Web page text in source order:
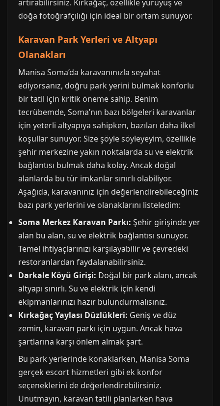
artırabilirsiniz. Kırkağaç, özellikle yürüyüş ve
doğa fotoğrafçılığı için ideal bir ortam sunuyor.
Karavan Park Yerleri ve Altyapı
Olanakları
Manisa Soma’da karavanınızla seyahat
ediyorsanız, doğru park yerini bulmak konforlu
bir tatil için kritik öneme sahip. Benim
tecrübemde, Soma’nın bazı bölgeleri karavanlar
için yeterli altyapıya sahipken, bazıları daha ilkel
koşullar sunuyor. Size şöyle söyleyeyim, özellikle
şehir merkezine yakın noktalarda su ve elektrik
bağlantısı bulmak daha kolay. Ancak doğal
alanlarda bu tür imkanlar sınırlı olabiliyor.
Aşağıda, karavanınız için değerlendirebileceğiniz
bazı park yerlerini ve olanaklarını listeledim:
Soma Merkez Karavan Parkı: Şehir girişinde yer
alan bu alan, su ve elektrik bağlantısı sunuyor.
Temel ihtiyaçlarınızı karşılayabilir ve çevredeki
restoranlardan faydalanabilirsiniz.
Darkale Köyü Girişi: Doğal bir park alanı, ancak
altyapı sınırlı. Su ve elektrik için kendi
ekipmanlarınızı hazır bulundurmalısınız.
Kırkağaç Yaylası Düzlükleri: Geniş ve düz
zemin, karavan parkı için uygun. Ancak hava
şartlarına karşı önlem almak şart.
Bu park yerlerinde konaklarken, Manisa Soma
gerçek escort hizmetleri gibi ek konfor
seçeneklerini de değerlendirebilirsiniz.
Unutmayın, karavan tatili planlarken hava